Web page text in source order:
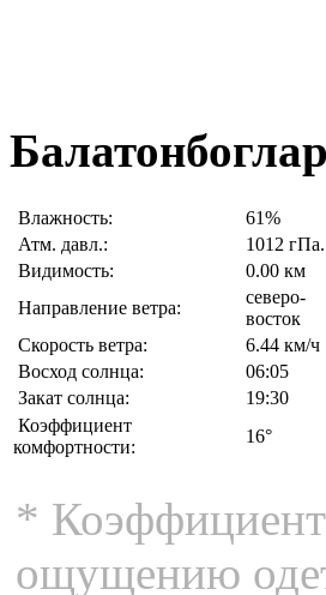
Влажность:
61%
Атм. давл.:
1012 гПа.
Видимость:
0.00 км
Направление ветра:
северо-
восток
Скорость ветра:
6.44 км/ч
Восход солнца:
06:05
Закат солнца:
19:30
Коэффициент
комфортности:
16°
* Коэффициент
ощущению